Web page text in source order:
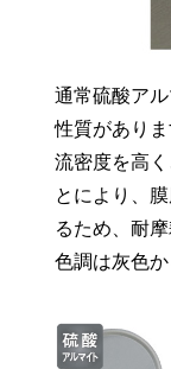
通常硫酸ア
性質があり
流密度を高
とにより、
るため、耐
色調は灰色